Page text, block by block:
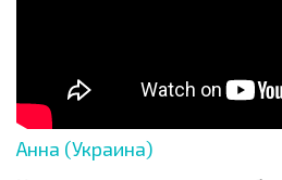
Анна (Украина)